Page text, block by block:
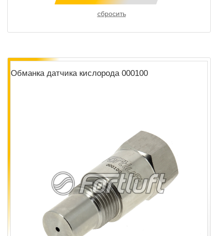
Обманка датчика кислорода 000100